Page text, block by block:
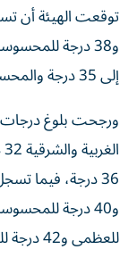
و38 درجة
إلى 35 درجة والمحسوسة إلى 37 درجة.
ورجحت بلوغ درجات
للعظمى و42 درجة للمحسوسة.